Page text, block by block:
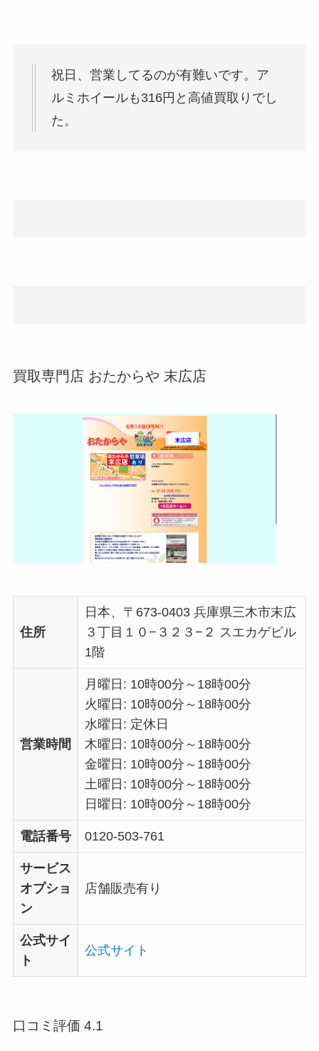
祝日、営業してるのが有難いです。ア
ルミホイールも316円と高値買取りでし
た。
買取専門店 おたからや 末広店
住所
日本、〒673-0403 兵庫県三木市末広
３丁目１０−３２３−２ スエカゲビル
1階
営業時間
月曜日: 10時00分～18時00分
火曜日: 10時00分～18時00分
水曜日: 定休日
木曜日: 10時00分～18時00分
金曜日: 10時00分～18時00分
土曜日: 10時00分～18時00分
日曜日: 10時00分～18時00分
電話番号 0120-503-761
サービス
オプショ
ン
店舗販売有り
公式サイ
ト
公式サイト
口コミ評価 4.1